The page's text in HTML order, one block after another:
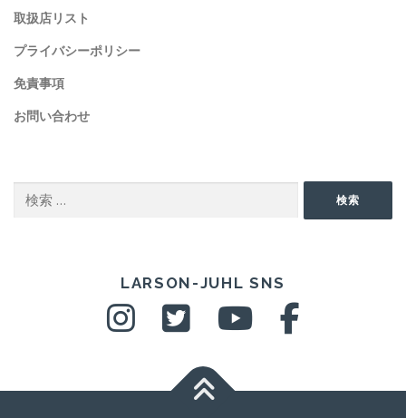
取扱店リスト
プライバシーポリシー
免責事項
お問い合わせ
索:
検索
LARSON-JUHL SNS